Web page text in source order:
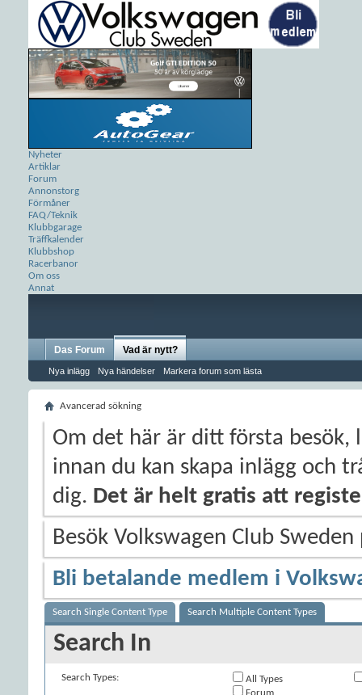
Nyheter
Artiklar
Forum
Annonstorg
Förmåner
FAQ/Teknik
Klubbgarage
Träffkalender
Klubbshop
Racerbanor
Om oss
Annat
Das Forum Vad är nytt?
Nya inlägg Nya händelser Markera forum som lästa
Avancerad sökning
Om det här är ditt första besök,
innan du kan skapa inlägg och
dig. Det är helt gratis att
Besök Volkswagen Club
Bli betalande medlem i
Search Single Content Type Search Multiple Content Types
Search In
Search Types:
All Types